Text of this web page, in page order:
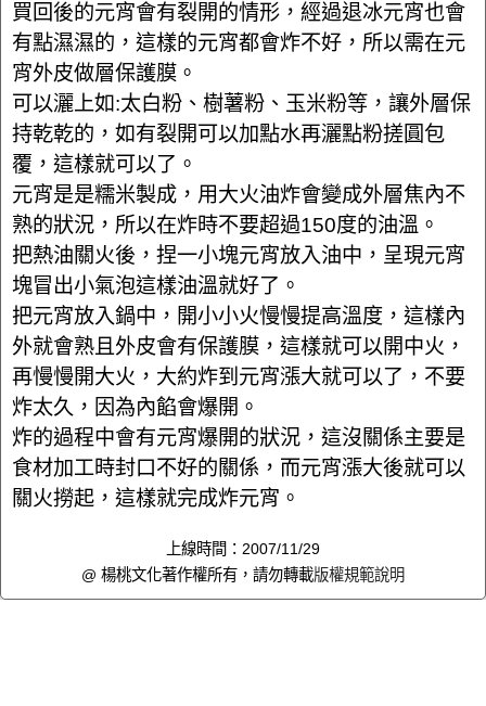
買回後的元宵會有裂開的情形，經過退冰元宵也會
有點濕濕的，這樣的元宵都會炸不好，所以需在元
宵外皮做層保護膜。
可以灑上如:太白粉、樹薯粉、玉米粉等，讓外層保
持乾乾的，如有裂開可以加點水再灑點粉搓圓包
覆，這樣就可以了。
元宵是是糯米製成，用大火油炸會變成外層焦內不
熟的狀況，所以在炸時不要超過150度的油溫。
把熱油關火後，捏一小塊元宵放入油中，呈現元宵
塊冒出小氣泡這樣油溫就好了。
把元宵放入鍋中，開小小火慢慢提高溫度，這樣內
外就會熟且外皮會有保護膜，這樣就可以開中火，
再慢慢開大火，大約炸到元宵漲大就可以了，不要
炸太久，因為內餡會爆開。
炸的過程中會有元宵爆開的狀況，這沒關係主要是
食材加工時封口不好的關係，而元宵漲大後就可以
關火撈起，這樣就完成炸元宵。
上線時間：2007/11/29
@ 楊桃文化著作權所有，請勿轉載版權規範說明